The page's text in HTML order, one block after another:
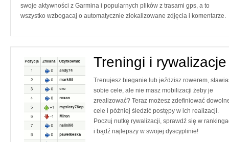
swoje aktywności z Garmina i popularnych plików z trasami gps, a to
wszystko wzbogacaj o automatycznie zlokalizowane zdjęcia i komentarze.
Treningi i rywalizacje
Trenujesz bieganie lub jeździsz rowerem,
sobie cele, ale nie masz mobilizacji żeby je
zrealizować? Teraz możesz zdefiniować
cele i później śledzić postępy w ich realizacji.
Poczuj nutkę rywalizacji, sprawdź się w
i bądź najlepszy w swojej dyscyplinie!